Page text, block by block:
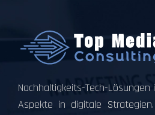
Nachhaltigkeits-Tech-
Aspekte in digitale